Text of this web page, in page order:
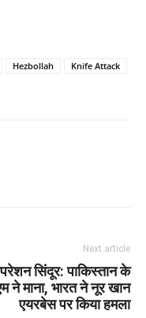
Hezbollah
Knife Attack
Next article
सिंदूर: पाकिस्तान के
ने माना, भारत ने नूर खान
एयरबेस पर किया हमला